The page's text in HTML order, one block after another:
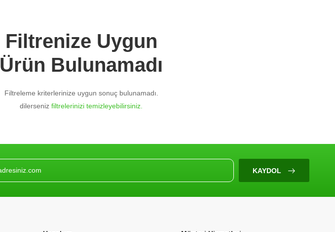
Filtrenize Uygun
Ürün Bulunamadı
Filtreleme kriterlerinize uygun sonuç bulunamadı.
dilerseniz filtrelerinizi temizleyebilirsiniz.
KAYDOL